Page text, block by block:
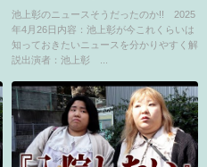
択で知る日本 4月26日
池上彰のニュースそうだったのか!! 2025
年4月26日内容：池上彰が今これくらいは
知っておきたいニュースを分かりやすく解
説出演者：池上彰 ...